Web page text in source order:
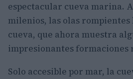
espectacular cueva marina.
milenios, las olas rompientes
cueva, que ahora muestra
impresionantes formaciones
Solo accesible por mar, la